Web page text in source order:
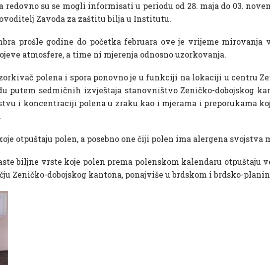
su se mogli informisati u periodu od 28. maja do 03.
Zavoda za zaštitu bilja u Institutu.
prošle godine do početka februara ove je vrijeme mirovanja
atmosfere, a time ni mjerenja odnosno uzorkovanja.
polena i spora ponovno je u funkciji na lokaciji u centru
putem sedmičnih izvještaja stanovništvo Zeničko-dobojskog
i koncentraciji polena u zraku kao i mjerama i preporukama
otpuštaju polen, a posebno one čiji polen ima alergena
biljne vrste koje polen prema polenskom kalendaru otpuštaju
Zeničko-dobojskog kantona, ponajviše u brdskom i brdsko-